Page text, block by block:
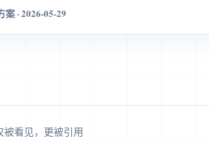
案 · 2026-05-29
被看见，更被引用